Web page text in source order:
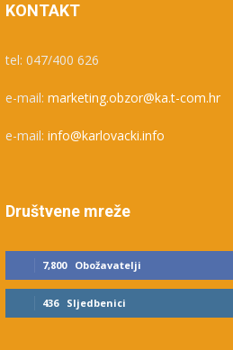
KONTAKT
tel: 047/400 626
e-mail: marketing.obzor@ka.t-com.hr
e-mail: info@karlovacki.info
Društvene mreže
7,800 Obožavatelji
436 Sljedbenici